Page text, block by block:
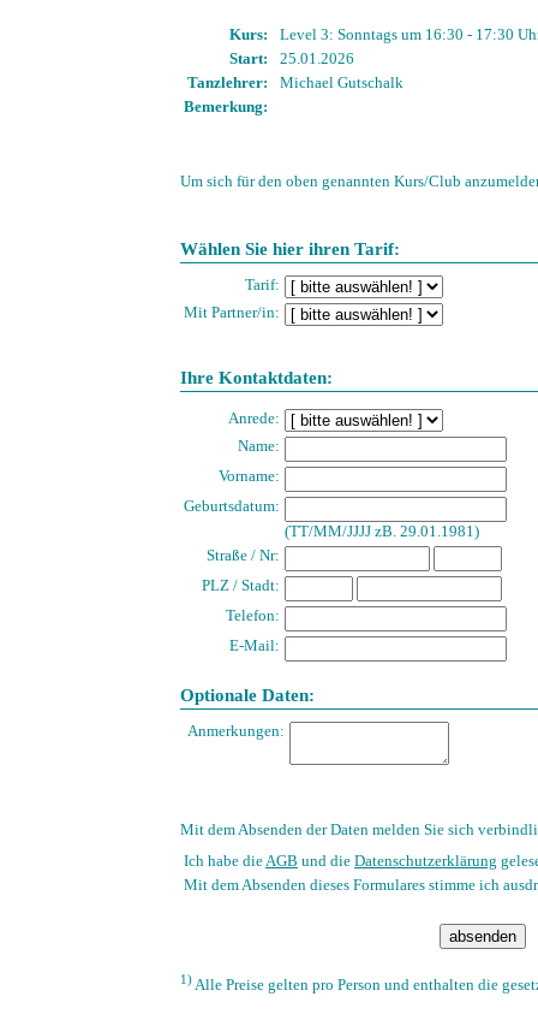
Kurs:
Level 3: Sonntags um 16:30 - 17:30
Start:
25.01.2026
Tanzlehrer:
Michael Gutschalk
Bemerkung:
Um sich für den oben genannten Kurs/Club
Wählen Sie hier ihren Tarif:
Tarif:
Mit Partner/in:
Ihre Kontaktdaten:
Anrede:
Name:
Vorname:
Geburtsdatum:
(TT/MM/JJJJ zB. 29.01.1981)
Straße / Nr:
PLZ / Stadt:
Telefon:
E-Mail:
Optionale Daten:
Anmerkungen:
Mit dem Absenden der Daten melden Sie sich
Ich habe die AGB und die Datenschutzerklärung
Mit dem Absenden dieses Formulares stimme ich
1)Alle Preise gelten pro Person und enthalten die